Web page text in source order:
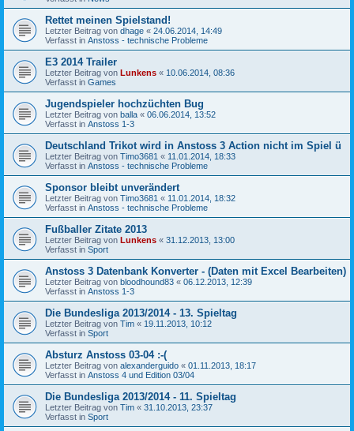
Rettet meinen Spielstand!
Letzter Beitrag von dhage « 24.06.2014, 14:49
Verfasst in Anstoss - technische Probleme
E3 2014 Trailer
Letzter Beitrag von Lunkens « 10.06.2014, 08:36
Verfasst in Games
Jugendspieler hochzüchten Bug
Letzter Beitrag von balla « 06.06.2014, 13:52
Verfasst in Anstoss 1-3
Deutschland Trikot wird in Anstoss 3 Action nicht im Spiel ü
Letzter Beitrag von Timo3681 « 11.01.2014, 18:33
Verfasst in Anstoss - technische Probleme
Sponsor bleibt unverändert
Letzter Beitrag von Timo3681 « 11.01.2014, 18:32
Verfasst in Anstoss - technische Probleme
Fußballer Zitate 2013
Letzter Beitrag von Lunkens « 31.12.2013, 13:00
Verfasst in Sport
Anstoss 3 Datenbank Konverter - (Daten mit Excel Bearbeiten)
Letzter Beitrag von bloodhound83 « 06.12.2013, 12:39
Verfasst in Anstoss 1-3
Die Bundesliga 2013/2014 - 13. Spieltag
Letzter Beitrag von Tim « 19.11.2013, 10:12
Verfasst in Sport
Absturz Anstoss 03-04 :-(
Letzter Beitrag von alexanderguido « 01.11.2013, 18:17
Verfasst in Anstoss 4 und Edition 03/04
Die Bundesliga 2013/2014 - 11. Spieltag
Letzter Beitrag von Tim « 31.10.2013, 23:37
Verfasst in Sport